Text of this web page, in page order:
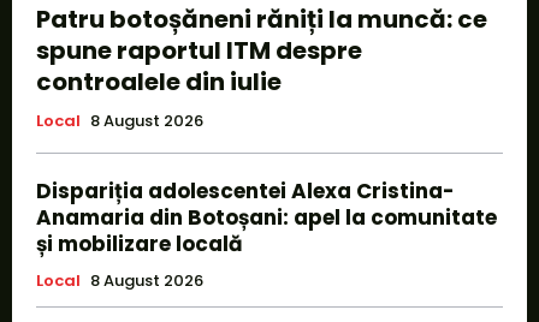
Patru botoșăneni răniți la muncă: ce
spune raportul ITM despre
controalele din iulie
Local 8 August 2026
Dispariția adolescentei Alexa Cristina-
Anamaria din Botoșani: apel la comunitate
și mobilizare locală
Local 8 August 2026